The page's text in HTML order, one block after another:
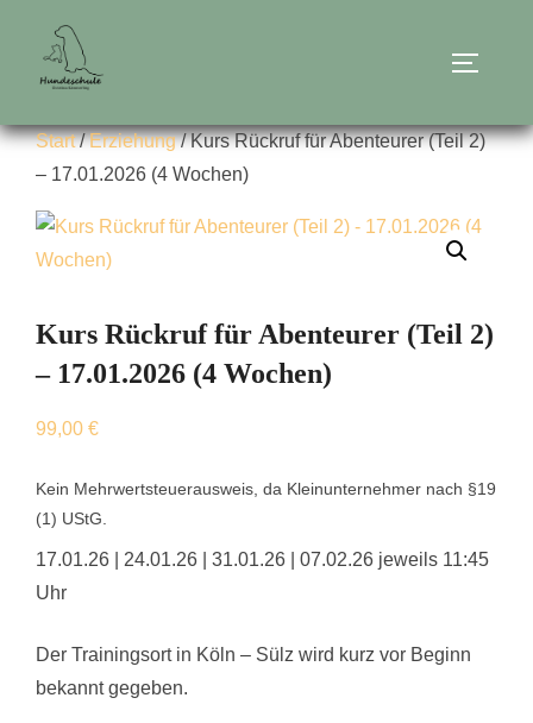
springen
Start/Erziehung/ Kurs Rückruf für Abenteurer (Teil 2)
– 17.01.2026 (4 Wochen)
Kurs Rückruf für Abenteurer (Teil 2)
– 17.01.2026 (4 Wochen)
99,00 €
Kein Mehrwertsteuerausweis, da Kleinunternehmer nach §19
(1) UStG.
17.01.26 | 24.01.26 | 31.01.26 | 07.02.26 jeweils 11:45
Uhr
Der Trainingsort in Köln – Sülz wird kurz vor Beginn
bekannt gegeben.